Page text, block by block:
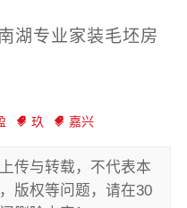
湖专业家装毛坯房
玖 嘉兴
传与转载，不代表本
版权等问题，请在30